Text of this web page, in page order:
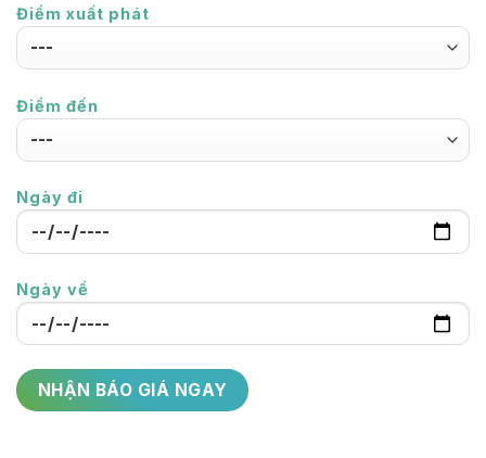
Điểm xuất phát
Điểm đến
Ngày đi
Ngày về